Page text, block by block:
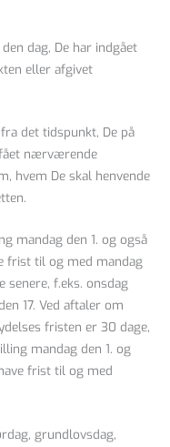
dag, De har indgået
eller afgivet
det tidspunkt, De på
nærværende
hvem De skal henvende
mandag den 1. og også
frist til og med mandag
senere, f.eks. onsdag
17. Ved aftaler om
fristen er 30 dage,
mandag den 1. og
frist til og med
grundlovsdag,